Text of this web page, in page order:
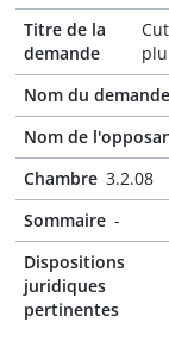
Titre de la
demande
Nom du
Nom de
Chambre 3.2.08
Sommaire -
Dispositions
juridiques
pertinentes